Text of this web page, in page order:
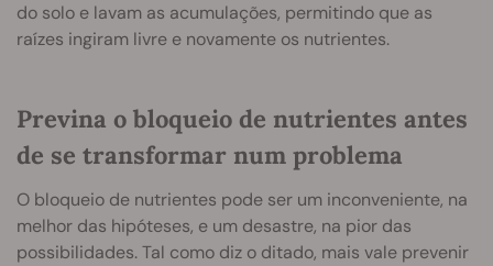
do solo e lavam as acumulações, permitindo que as
raízes ingiram livre e novamente os nutrientes.
Previna o bloqueio de nutrientes antes
de se transformar num problema
O bloqueio de nutrientes pode ser um inconveniente, na
melhor das hipóteses, e um desastre, na pior das
possibilidades. Tal como diz o ditado, mais vale prevenir